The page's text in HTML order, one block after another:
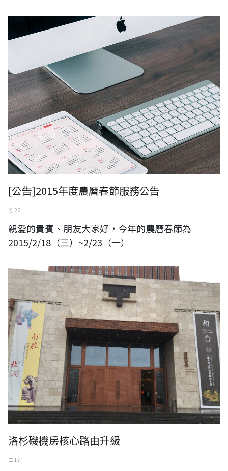
[公告]2015年度農曆春節服務公告
五 26
親愛的貴賓、朋友大家好，今年的農曆春節為
2015/2/18（三）~2/23（一）
洛杉磯機房核心路由升級
二 17